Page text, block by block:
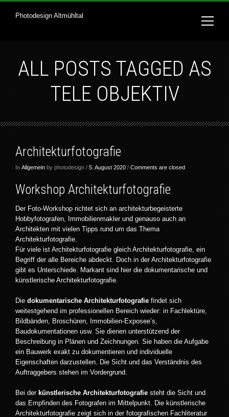
Photodesign Altmühltal
ALL POSTS TAGGED AS
TELE OBJEKTIV
Architekturfotografie
In Allgemein by photodesign / 5. August 2020 / Comments are closed
Workshop Architekturfotografie
Der Foto-Workshop richtet sich an architekturbegeisterte
Hobbyfotografen, Immobilienmakler und genauso auch an
Architekten mit vielen Tipps rund um das Thema
Architekturfotografie.
Für viele ist Architekturfotografie gleich Architekturfotografie, ein
Begriff der alle Bereiche abdeckt. Doch in der Architekturfotografie
gibt es Unterschiede. Markant sind hier die dokumentarische und
künstlerische Architekturfotografie.
Die dokumentarische Architekturfotografie findet sich
weitestgehend im professionellen Bereich wieder: in Fachlektüre,
Bildbänden, Broschüren, Immobilien-Exposee’s,
Baudokumentationen usw. Sie dienen unterstützend der
Beschreibung in Plänen und Zeichnungen. Sie haben die Aufgabe
ein Bauwerk exakt zu dokumentieren und individuelle
Eigenschaften darzustellen. Die Sicht und das Verständnis des
Auftraggebers stehen im Vordergrund.
Bei der künstlerische Architekturfotografie steht die Sicht und
das Empfinden des Fotografen im Mittelpunkt. Die künstlerische
Architekturfotografie zeigt sich in der fotografischen Fachliteratur